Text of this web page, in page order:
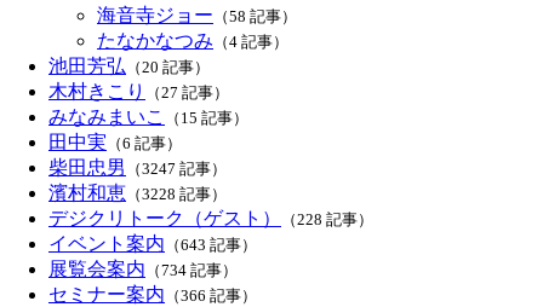
海音寺ジョー （58 記事）
たなかなつみ （4 記事）
池田芳弘 （20 記事）
木村きこり （27 記事）
みなみまいこ （15 記事）
田中実 （6 記事）
柴田忠男 （3247 記事）
濱村和恵 （3228 記事）
デジクリトーク（ゲスト） （228 記事）
イベント案内 （643 記事）
展覧会案内 （734 記事）
セミナー案内 （366 記事）